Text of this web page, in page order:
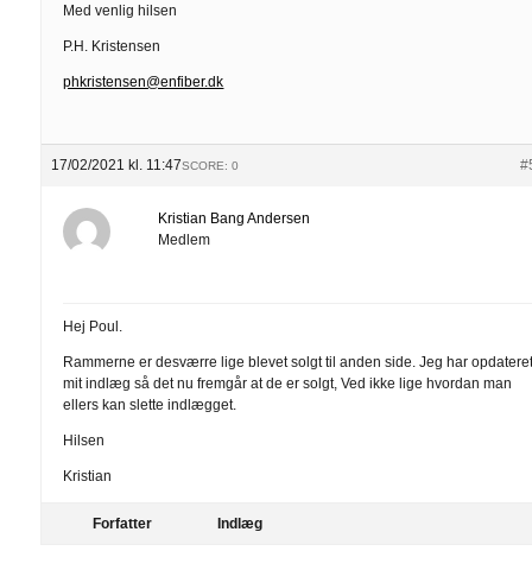
Med venlig hilsen
P.H. Kristensen
phkristensen@enfiber.dk
17/02/2021 kl. 11:47SCORE: 0
Kristian Bang Andersen
Medlem
Hej Poul.
Rammerne er desværre lige blevet solgt til anden side. Jeg har
mit indlæg så det nu fremgår at de er solgt, Ved ikke lige hvordan man
ellers kan slette indlægget.
Hilsen
Kristian
Forfatter Indlæg